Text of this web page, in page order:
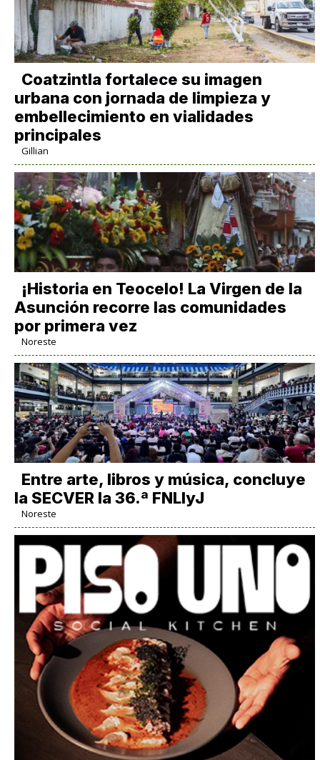
Coatzintla fortalece su imagen
urbana con jornada de limpieza y
embellecimiento en vialidades
principales
Gillian
​¡Historia en Teocelo! La Virgen de la
Asunción recorre las comunidades
por primera vez
Noreste
Entre arte, libros y música, concluye
la SECVER la 36.ª FNLIyJ
Noreste